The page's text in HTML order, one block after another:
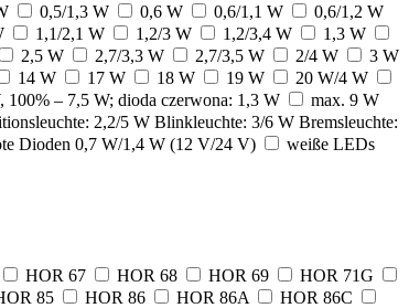
0,5/1,3 W 0,6 W 0,6/1,1 W
0,6/1,2 W
1,1/2,1 W 1,2/3 W 1,2/3,4 W
1,3 W
2,5 W 2,7/3,3 W 2,7/3,5 W 2/4 W
3 W
14 W 17 W 18 W 19 W
20 W/4 W
100% – 7,5 W; dioda czerwona: 1,3 W
max. 9 W
2,2/5 W Blinkleuchte: 3/6 W Bremsleuchte:
Dioden 0,7 W/1,4 W (12 V/24 V)
weiße LEDs
HOR 67 HOR 68 HOR 69
HOR 71G
85 HOR 86 HOR 86A
HOR 86C
anonyme
die für den